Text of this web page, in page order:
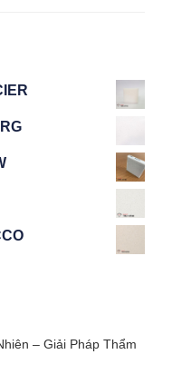
– Giải Pháp Thẩm